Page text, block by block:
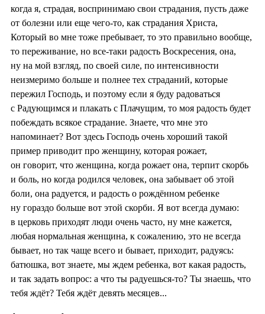
когда я, страдая, воспринимаю свои страдания, пусть даже
от болезни или еще чего-то, как страдания Христа,
Который во мне тоже пребывает, то это правильно вообще,
то переживание, но все-таки радость Воскресения, она,
ну на мой взгляд, по своей силе, по интенсивности
неизмеримо больше и полнее тех страданий, которые
пережил Господь, и поэтому если я буду радоваться
с Радующимся и плакать с Плачущим, то моя радость будет
побеждать всякое страдание. Знаете, что мне это
напоминает? Вот здесь Господь очень хороший такой
пример приводит про женщину, которая рожает,
он говорит, что женщина, когда рожает она, терпит скорбь
и боль, но когда родился человек, она забывает об этой
боли, она радуется, и радость о рождённом ребенке
ну гораздо больше вот этой скорби. Я вот всегда думаю:
в церковь приходят люди очень часто, ну мне кажется,
любая нормальная женщина, к сожалению, это не всегда
бывает, но так чаще всего и бывает, приходит, радуясь:
батюшка, вот знаете, мы ждем ребенка, вот какая радость,
и так задать вопрос: а что ты радуешься-то? Ты знаешь, что
тебя ждёт? Тебя ждёт девять месяцев...